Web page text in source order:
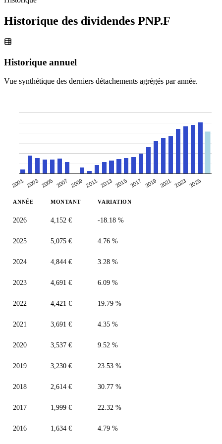
Historique des dividendes PNP.F
Historique annuel
Vue synthétique des derniers détachements agrégés par année.
2001 2003 2005 2007 2009 2011 2013 2015 2017 2019 2021 2023 2025
ANNÉE MONTANT VARIATION
2026 4,152 € -18.18 %
2025 5,075 € 4.76 %
2024 4,844 € 3.28 %
2023 4,691 € 6.09 %
2022 4,421 € 19.79 %
2021 3,691 € 4.35 %
2020 3,537 € 9.52 %
2019 3,230 € 23.53 %
2018 2,614 € 30.77 %
2017 1,999 € 22.32 %
2016 1,634 € 4.79 %